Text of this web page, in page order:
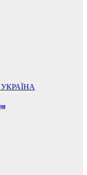
УКРАЇНА